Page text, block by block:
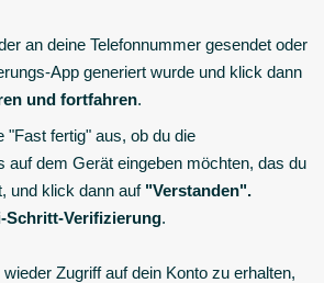
an deine Telefonnummer gesendet oder
App generiert wurde und klick dann
und fortfahren.
"Fast fertig" aus, ob du die
auf dem Gerät eingeben möchten, das du
und klick dann auf "Verstanden".
Schritt-Verifizierung.
Zugriff auf dein Konto zu erhalten,